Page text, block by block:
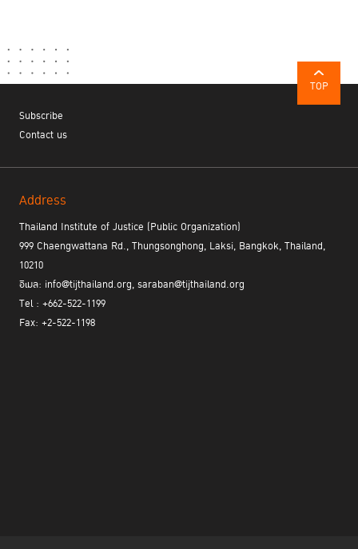
TOP
Subscribe
Contact us
Address
Thailand Institute of Justice (Public Organization)
999 Chaengwattana Rd., Thungsonghong, Laksi, Bangkok, Thailand,
10210
อีเมล: info@tijthailand.org, saraban@tijthailand.org
Tel : +662-522-1199
Fax: +2-522-1198